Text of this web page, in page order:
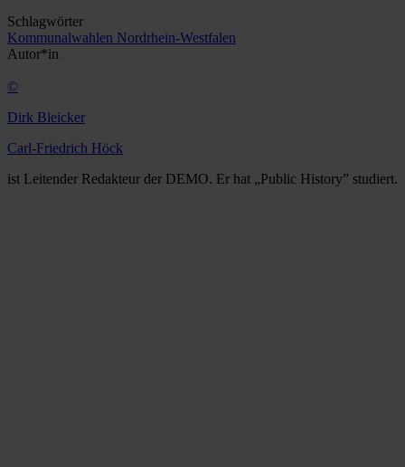
Schlagwörter
Kommunalwahlen Nordrhein-Westfalen
Autor*in
©
Dirk Bleicker
Carl-Friedrich Höck
ist Leitender Redakteur der DEMO. Er hat „Public History” studiert.